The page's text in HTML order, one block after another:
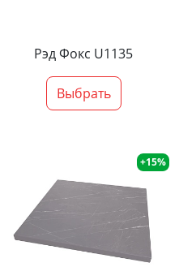
Рэд Фокс U1135
Выбрать
+15%